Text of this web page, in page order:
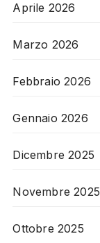
Aprile 2026
Marzo 2026
Febbraio 2026
Gennaio 2026
Dicembre 2025
Novembre 2025
Ottobre 2025